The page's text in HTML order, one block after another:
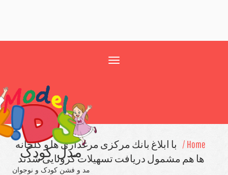
مدل کودک
مد و فشن کودک و نوجوان
با ابلاغ بانك مركزی مرغداری ها و گلخانه
هم مشمول دریافت تسهیلات كرونایی شدند